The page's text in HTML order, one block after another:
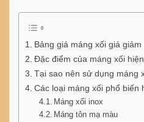
Bảng giá máng xối giá
Đặc điểm của máng xối
Tại sao nên sử dụng máng
Các loại máng xối phổ biến
Máng xối inox
Máng tôn mạ màu